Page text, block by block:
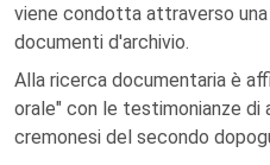
viene condotta attraverso
documenti d'archivio.
Alla ricerca documentaria è
orale" con le testimonianze
cremonesi del secondo